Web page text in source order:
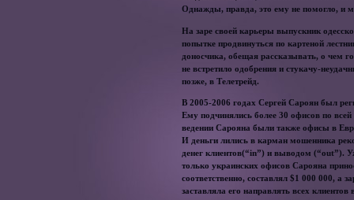
Однажды, правда, это ему не помогло, и
На заре своей карьеры выпускник
попытке продвинуться по картеной
доносчика, обещая рассказывать, о чем
не встретило одобрения и стукачу-
позже, в Телетрейд.
В 2005-2006 годах Сергей Сароян был
Ему подчинялись более 30 офисов по
ведении Сарояна были также офисы в
И деньги лились в карман мошенника
денег клиентов(“in”) и выводом (“out”).
только украинских офисов Сарояна
соответственно, составлял $1 000 000,
заставляла его направлять всех